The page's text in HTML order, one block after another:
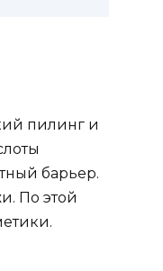
пилинг и
барьер.
По этой